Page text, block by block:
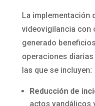
La implementación
videovigilancia con
generado
operaciones diarias
las que se incluyen:
Reducción de
actos vandálicos